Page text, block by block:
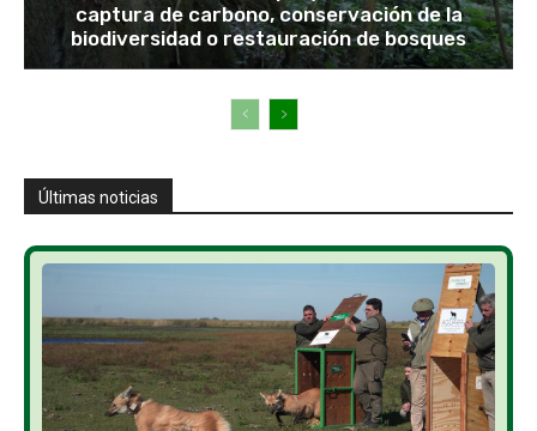
captura de carbono, conservación de la
biodiversidad o restauración de bosques
Últimas noticias